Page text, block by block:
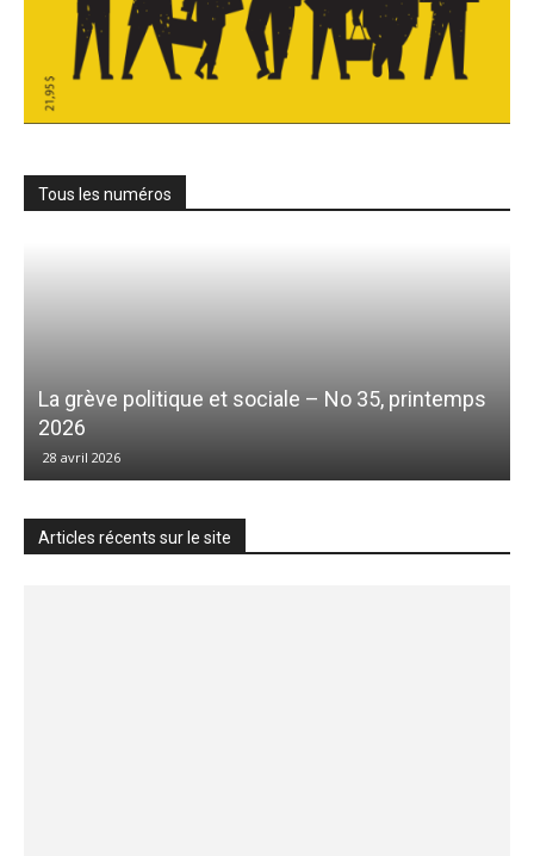
Tous les numéros
La grève politique et sociale – No 35, printemps
2026
28 avril 2026
Articles récents sur le site